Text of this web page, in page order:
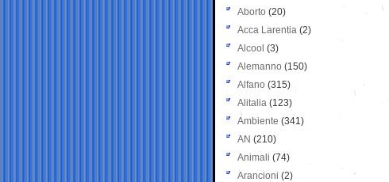
Aborto (20)
Acca Larentia (2)
Alcool (3)
Alemanno (150)
Alfano (315)
Alitalia (123)
Ambiente (341)
AN (210)
Animali (74)
Arancioni (2)